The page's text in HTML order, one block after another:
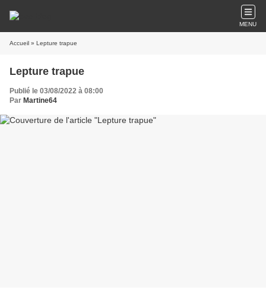
MENU
Accueil » Lepture trapue
Lepture trapue
Publié le 03/08/2022 à 08:00
Par Martine64